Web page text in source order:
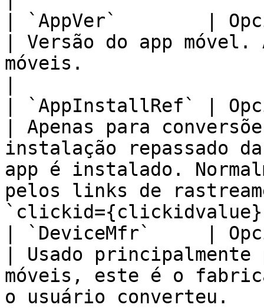
| `AppVer`        |
| Versão do app móvel.
móveis.
| `AppInstallRef` |
| Apenas para
instalação repassado
app é instalado.
pelos links de
| `DeviceMfr`     |
| Usado principalmente
móveis, este é o
o usuário converteu.